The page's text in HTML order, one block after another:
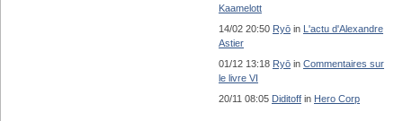
Kaamelott
14/02 20:50 Ryō in L'actu d'Alexandre
Astier
01/12 13:18 Ryō in Commentaires sur
le livre VI
20/11 08:05 Diditoff in Hero Corp